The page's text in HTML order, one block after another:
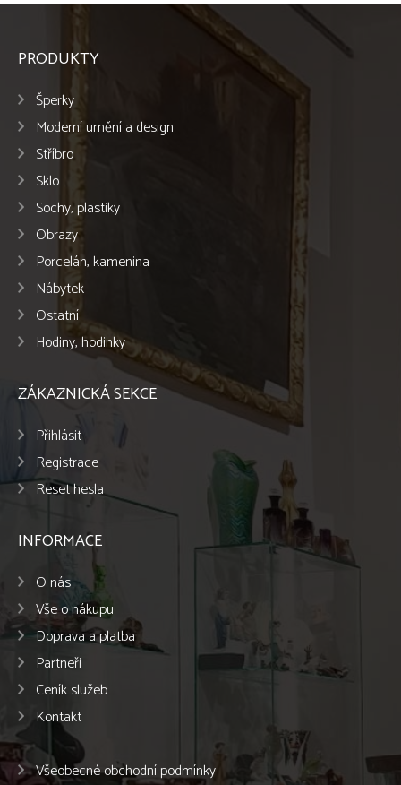
PRODUKTY
Šperky
Moderní umění a design
Stříbro
Sklo
Sochy, plastiky
Obrazy
Porcelán, kamenina
Nábytek
Ostatní
Hodiny, hodinky
ZÁKAZNICKÁ SEKCE
Přihlásit
Registrace
Reset hesla
INFORMACE
O nás
Vše o nákupu
Doprava a platba
Partneři
Ceník služeb
Kontakt
Všeobecné obchodní podmínky